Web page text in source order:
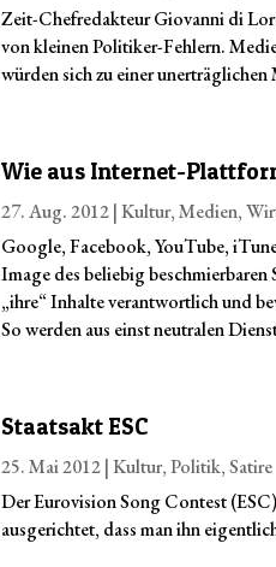
Zeit-Chefredakteur Giovanni di
von kleinen Politiker-Fehlern.
würden sich zu einer
Wie aus Internet-
27. Aug. 2012|Kultur,Medien,
Google, Facebook, YouTube,
Image des beliebig
„ihre“ Inhalte verantwortlich und
So werden aus einst neutralen
Staatsakt ESC
25. Mai 2012|Kultur,Politik,Satire
Der Eurovision Song Contest
ausgerichtet, dass man ihn